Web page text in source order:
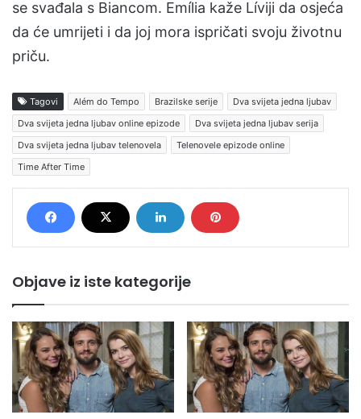
se svađala s Biancom. Emília kaže Líviji da osjeća
da će umrijeti i da joj mora ispričati svoju životnu
priču.
Tagovi Além do Tempo Brazilske serije
Dva svijeta jedna ljubav
Dva svijeta jedna ljubav online epizode
Dva svijeta jedna ljubav serija
Dva svijeta jedna ljubav telenovela
Telenovele epizode online
Time After Time
Objave iz iste kategorije